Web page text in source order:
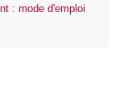
: mode d'emploi